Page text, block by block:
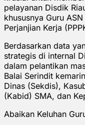
pelayanan Disdik
khususnya Guru
Perjanjian Kerja
Berdasarkan data
strategis di internal
dalam pelantikan
Balai Serindit
Dinas (Sekdis),
(Kabid) SMA, dan
Abaikan Keluhan